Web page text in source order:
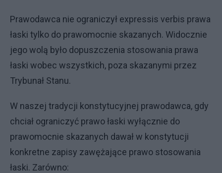
Prawodawca nie ograniczył expressis verbis prawa
łaski tylko do prawomocnie skazanych. Widocznie
jego wolą było dopuszczenia stosowania prawa
łaski wobec wszystkich, poza skazanymi przez
Trybunał Stanu.
W naszej tradycji konstytucyjnej prawodawca, gdy
chciał ograniczyć prawo łaski wyłącznie do
prawomocnie skazanych dawał w konstytucji
konkretne zapisy zawężające prawo stosowania
łaski. Zarówno: